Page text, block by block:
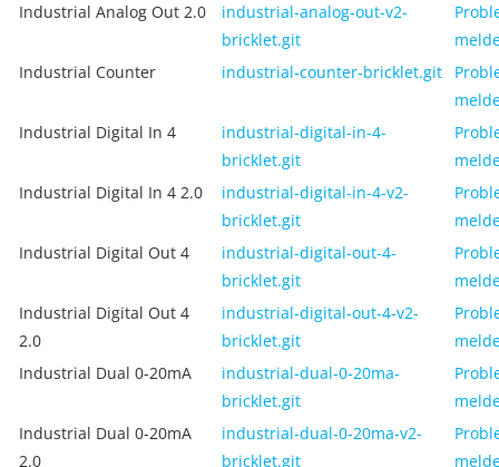
Industrial Analog Out 2.0
industrial-analog-out-v2-
bricklet.git
Industrial Counter
industrial-counter-bricklet.git
Industrial Digital In 4
industrial-digital-in-4-
bricklet.git
Industrial Digital In 4 2.0
industrial-digital-in-4-v2-
bricklet.git
Industrial Digital Out 4
industrial-digital-out-4-
bricklet.git
Industrial Digital Out 4
2.0
industrial-digital-out-4-v2-
bricklet.git
Industrial Dual 0-20mA
industrial-dual-0-20ma-
bricklet.git
Industrial Dual 0-20mA
2.0
industrial-dual-0-20ma-v2-
bricklet.git